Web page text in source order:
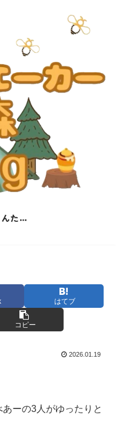
こんたくと
はてブ
コピー
2026.01.19
ーの3人がゆったりと